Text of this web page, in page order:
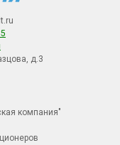
д.3
компания"